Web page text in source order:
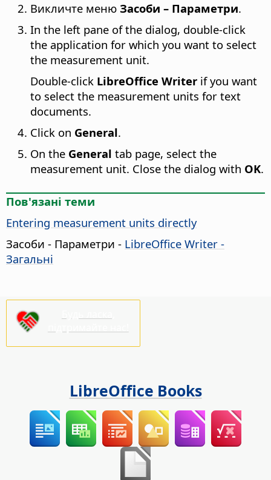
Викличте меню Засоби – Параметри.
In the left pane of the dialog, double-click
the application for which you want to select
the measurement unit.
Double-click LibreOffice Writer if you want
to select the measurement units for text
documents.
Click on General.
On the General tab page, select the
measurement unit. Close the dialog with OK.
Пов'язані теми
Entering measurement units directly
Засоби - Параметри - LibreOffice Writer -
Загальні
LibreOffice Books